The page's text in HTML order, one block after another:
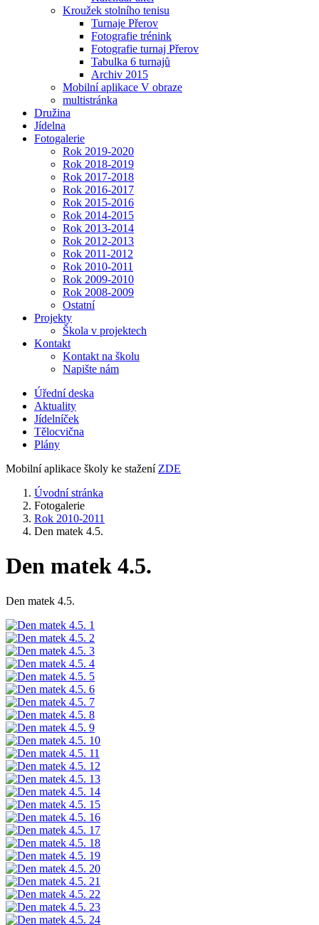
Kroužek stolního tenisu
Turnaje Přerov
Fotografie trénink
Fotografie turnaj Přerov
Tabulka 6 turnajů
Archiv 2015
Mobilní aplikace V obraze
multistránka
Družina
Jídelna
Fotogalerie
Rok 2019-2020
Rok 2018-2019
Rok 2017-2018
Rok 2016-2017
Rok 2015-2016
Rok 2014-2015
Rok 2013-2014
Rok 2012-2013
Rok 2011-2012
Rok 2010-2011
Rok 2009-2010
Rok 2008-2009
Ostatní
Projekty
Škola v projektech
Kontakt
Kontakt na školu
Napište nám
Úřední deska
Aktuality
Jídelníček
Tělocvična
Plány
Mobilní aplikace školy ke stažení ZDE
Úvodní stránka
Fotogalerie
Rok 2010-2011
Den matek 4.5.
Den matek 4.5.
Den matek 4.5.